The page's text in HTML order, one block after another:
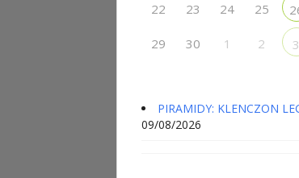
22 23 24 25
29 30 1 2 3
PIRAMIDY: KLENCZON
09/08/2026